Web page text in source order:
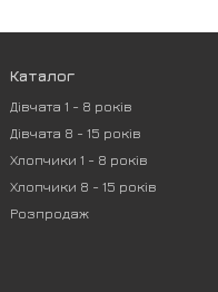
Каталог
Дівчата 1 - 8 років
Дівчата 8 - 15 років
Хлопчики 1 - 8 років
Хлопчики 8 - 15 років
Розпродаж